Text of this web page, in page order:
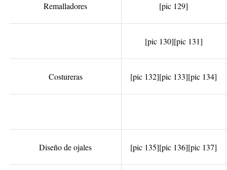
Remalladores [pic 129]
[pic 130][pic 131]
Costureras [pic 132][pic 133][pic 134]
Diseño de ojales [pic 135][pic 136][pic 137]